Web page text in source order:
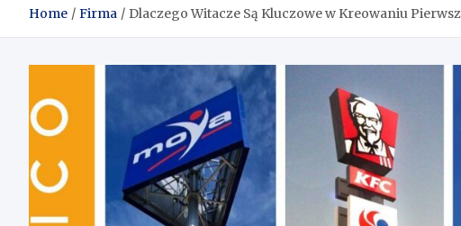
Home Firma Dlaczego Witacze Są Kluczowe w Kreowaniu